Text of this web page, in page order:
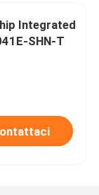
Integrated
SHN-T
PARALLELO 44PLCC di IC EPROM 4MBIT del circuito integrato di AM29F040-55JC